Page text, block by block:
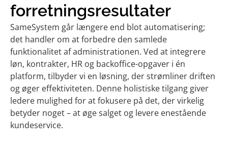
forretnings­resultater
SameSystem går længere end blot automatisering;
det handler om at forbedre den samlede
funktionalitet af administrationen. Ved at integrere
løn, kontrakter, HR og backoffice-opgaver i én
platform, tilbyder vi en løsning, der strømliner driften
og øger effektiviteten. Denne holistiske tilgang giver
ledere mulighed for at fokusere på det, der virkelig
betyder noget – at øge salget og levere enestående
kundeservice.